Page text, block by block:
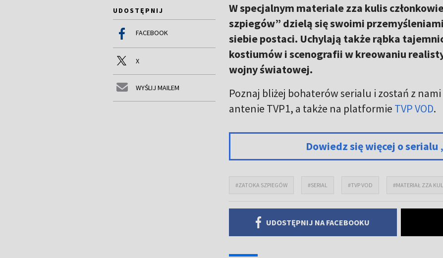
UDOSTĘPNIJ
FACEBOOK
X
WYŚLIJ MAILEM
W specjalnym materiale zza kulis
szpiegów” dzielą się swoimi
siebie postaci. Uchylają także rąbka
kostiumów i scenografii w kreowaniu
wojny światowej.
Poznaj bliżej bohaterów serialu i zostań z
antenie TVP1, a także na platformie TVP VOD.
Dowiedz się więcej o
#ZATOKA SZPIEGÓW #SERIAL #TVP VOD #MATERIAŁ ZZA
UDOSTĘPNIJ NA FACEBOOKU